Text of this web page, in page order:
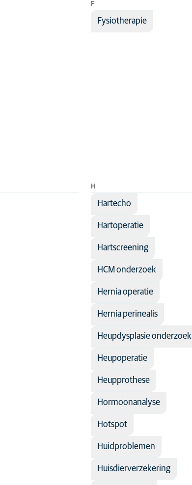
F
Fysiotherapie
H
Hartecho
Hartoperatie
Hartscreening
HCM onderzoek
Hernia operatie
Hernia perinealis
Heupdysplasie onderzoek
Heupoperatie
Heupprothese
Hormoonanalyse
Hotspot
Huidproblemen
Huisdierverzekering